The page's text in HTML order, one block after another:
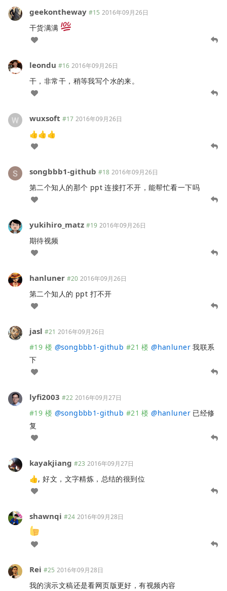
geekontheway #15 2016年09月26日
干货满满
leondu #16 2016年09月26日
干，非常干，稍等我写个水的来。
wuxsoft #17 2016年09月26日
👍👍👍
songbbb1-github #18 2016年09月26日
第二个知人的那个 ppt 连接打不开，能帮忙看一下吗
yukihiro_matz #19 2016年09月26日
期待视频
hanluner #20 2016年09月26日
第二个知人的 ppt 打不开
jasl #21 2016年09月26日
#19 楼 @songbbb1-github #21 楼 @hanluner 我联系
下
lyfi2003 #22 2016年09月27日
#19 楼 @songbbb1-github #21 楼 @hanluner 已经修
复
kayakjiang #23 2016年09月27日
👍, 好文，文字精炼，总结的很到位
shawnqi #24 2016年09月28日
Rei #25 2016年09月28日
我的演示文稿还是看网页版更好，有视频内容